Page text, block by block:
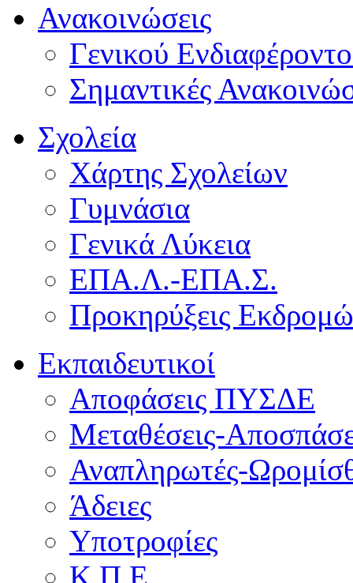
Ανακοινώσεις
Γενικού
Σημαντικές
Σχολεία
Χάρτης Σχολείων
Γυμνάσια
Γενικά Λύκεια
ΕΠΑ.Λ.-ΕΠΑ.Σ.
Προκηρύξεις
Εκπαιδευτικοί
Αποφάσεις ΠΥΣΔΕ
Μεταθέσεις-
Αναπληρωτές-
Άδειες
Υποτροφίες